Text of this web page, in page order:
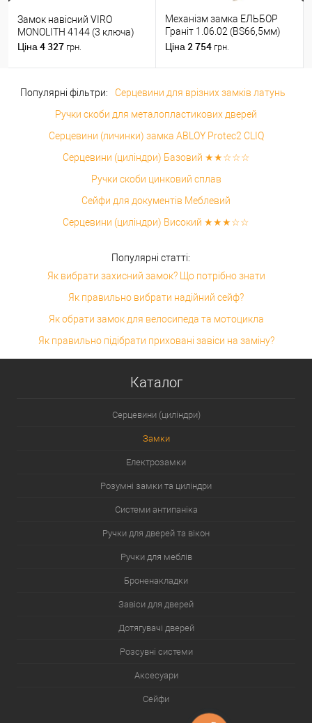
Замок навісний VIRO
MONOLITH 4144 (3 ключа)
Ціна 4 327 грн.
Механізм замка ЕЛЬБОР
Граніт 1.06.02 (BS66,5мм)
(н)
Ціна 2 754 грн.
Популярні фільтри:
Серцевини для врізних замків латунь
Ручки скоби для металопластикових дверей
Серцевини (личинки) замка ABLOY Protec2 CLIQ
Серцевини (циліндри) Базовий ★★☆☆☆
Ручки скоби цинковий сплав
Сейфи для документів Меблевий
Серцевини (циліндри) Високий ★★★☆☆
Популярні статті:
Як вибрати захисний замок? Що потрібно знати
Як правильно вибрати надійний сейф?
Як обрати замок для велосипеда та мотоцикла
Як правильно підібрати приховані завіси на заміну?
Каталог
Серцевини (циліндри)
Замки
Електрозамки
Розумні замки та циліндри
Системи антипаніка
Ручки для дверей та вікон
Ручки для меблів
Броненакладки
Завіси для дверей
Дотягувачі дверей
Розсувні системи
Аксесуари
Сейфи